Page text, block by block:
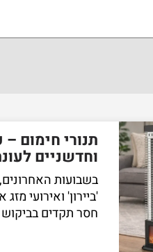
תנורי חימום
וחדשניים לעונת
בשבועות
'ביירון' ואירועי מזג
חסר תקדים בביקוש